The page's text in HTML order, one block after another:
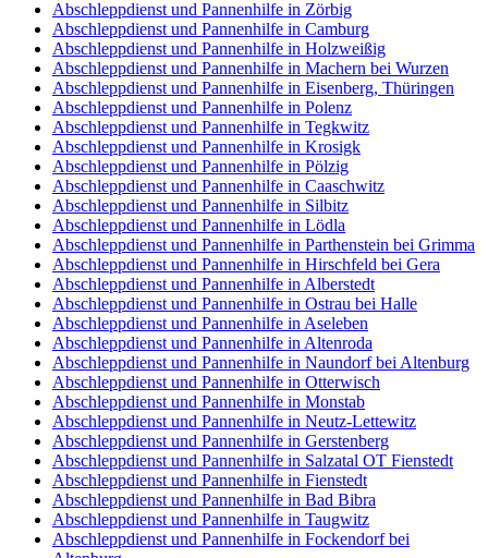
Abschleppdienst und Pannenhilfe in Zörbig
Abschleppdienst und Pannenhilfe in Camburg
Abschleppdienst und Pannenhilfe in Holzweißig
Abschleppdienst und Pannenhilfe in Machern bei Wurzen
Abschleppdienst und Pannenhilfe in Eisenberg, Thüringen
Abschleppdienst und Pannenhilfe in Polenz
Abschleppdienst und Pannenhilfe in Tegkwitz
Abschleppdienst und Pannenhilfe in Krosigk
Abschleppdienst und Pannenhilfe in Pölzig
Abschleppdienst und Pannenhilfe in Caaschwitz
Abschleppdienst und Pannenhilfe in Silbitz
Abschleppdienst und Pannenhilfe in Lödla
Abschleppdienst und Pannenhilfe in Parthenstein bei Grimma
Abschleppdienst und Pannenhilfe in Hirschfeld bei Gera
Abschleppdienst und Pannenhilfe in Alberstedt
Abschleppdienst und Pannenhilfe in Ostrau bei Halle
Abschleppdienst und Pannenhilfe in Aseleben
Abschleppdienst und Pannenhilfe in Altenroda
Abschleppdienst und Pannenhilfe in Naundorf bei Altenburg
Abschleppdienst und Pannenhilfe in Otterwisch
Abschleppdienst und Pannenhilfe in Monstab
Abschleppdienst und Pannenhilfe in Neutz-Lettewitz
Abschleppdienst und Pannenhilfe in Gerstenberg
Abschleppdienst und Pannenhilfe in Salzatal OT Fienstedt
Abschleppdienst und Pannenhilfe in Fienstedt
Abschleppdienst und Pannenhilfe in Bad Bibra
Abschleppdienst und Pannenhilfe in Taugwitz
Abschleppdienst und Pannenhilfe in Fockendorf bei